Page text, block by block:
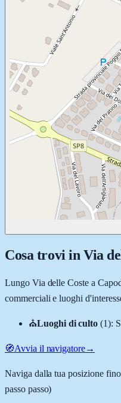
Cosa trovi in Via
Lungo Via delle Coste a
commerciali e luoghi
⛪Luoghi di culto (1):
🧭Avvia il navigatore→
Naviga dalla tua posizione
passo passo)